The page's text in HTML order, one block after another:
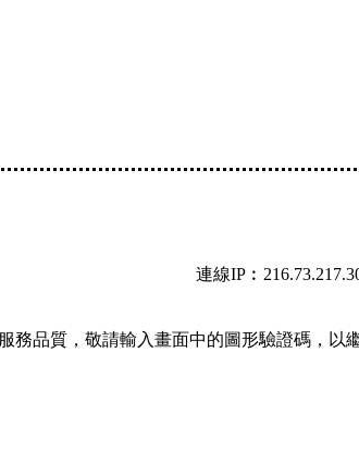
連線
務品質，敬請輸入畫面中的圖形驗證碼，以